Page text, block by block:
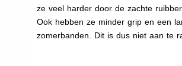
ze veel harder door de zachte
Ook hebben ze minder grip en een
zomerbanden. Dit is dus niet aan te